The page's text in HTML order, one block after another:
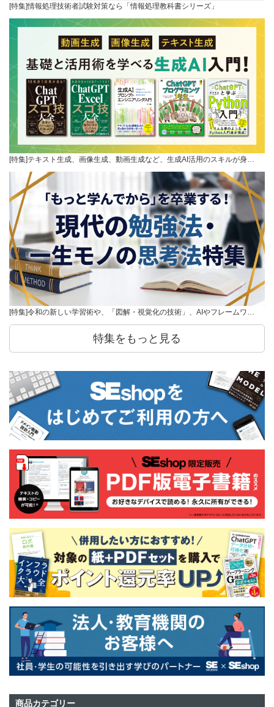
[特集]情報処理技術者試験対策なら「情報処理教科書シリーズ」
[特集]テキスト生成、画像生成、動画生成など、生成AI活用のスキルが身…
[特集]令和の新しい学習術や、「図解・視覚化の技術」、AIやフレームワ…
特集をもっと見る
商品カテゴリー